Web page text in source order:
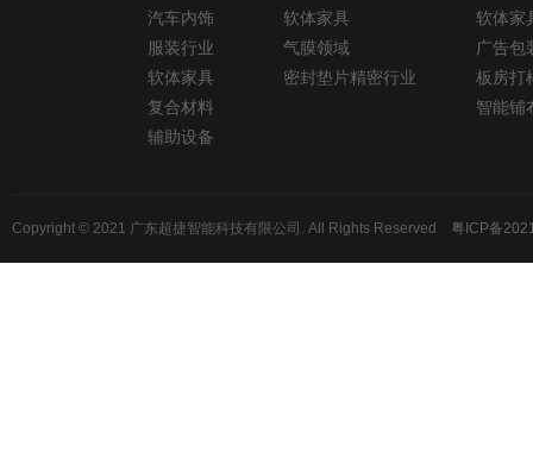
汽车内饰
服装行业
软体家具
复合材料
辅助设备
软体家具
气膜领域
密封垫片精密行业
软体家
广告包
板房打
智能铺
Copyright © 2021 广东超捷智能科技有限公司. All Rights Reserved 粤ICP备